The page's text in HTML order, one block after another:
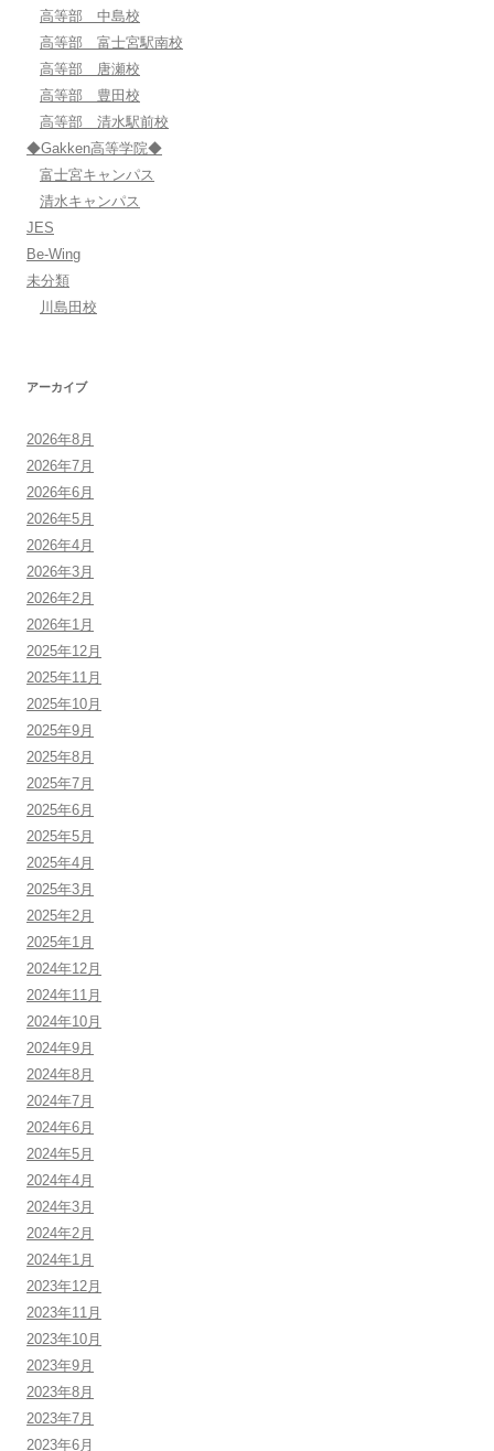
高等部 中島校
高等部 富士宮駅南校
高等部 唐瀬校
高等部 豊田校
高等部 清水駅前校
◆Gakken高等学院◆
富士宮キャンパス
清水キャンパス
JES
Be-Wing
未分類
川島田校
アーカイブ
2026年8月
2026年7月
2026年6月
2026年5月
2026年4月
2026年3月
2026年2月
2026年1月
2025年12月
2025年11月
2025年10月
2025年9月
2025年8月
2025年7月
2025年6月
2025年5月
2025年4月
2025年3月
2025年2月
2025年1月
2024年12月
2024年11月
2024年10月
2024年9月
2024年8月
2024年7月
2024年6月
2024年5月
2024年4月
2024年3月
2024年2月
2024年1月
2023年12月
2023年11月
2023年10月
2023年9月
2023年8月
2023年7月
2023年6月